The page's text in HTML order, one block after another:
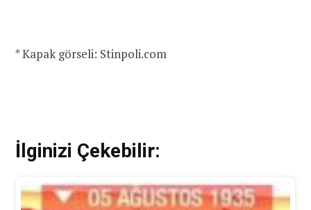
* Kapak görseli: Stinpoli.com
İlginizi Çekebilir: